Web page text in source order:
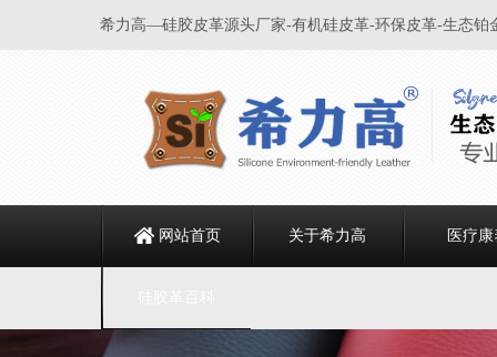
希力高—硅胶皮革源头厂家-有机硅皮革-环保皮革-生态铂
网站首页 关于希力高 医疗康